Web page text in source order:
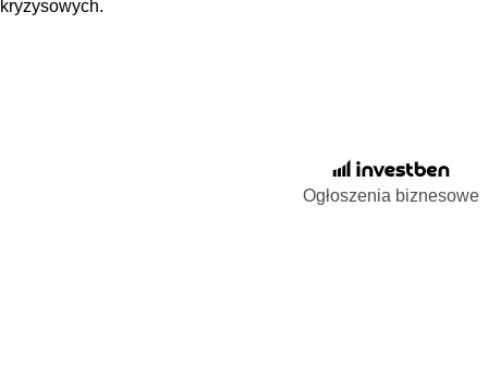
kryzysowych.
Ogłoszenia biznesowe